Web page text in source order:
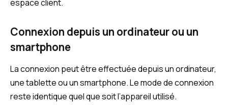
espace client.
Connexion depuis un ordinateur ou un
smartphone
La connexion peut être effectuée depuis un ordinateur,
une tablette ou un smartphone. Le mode de connexion
reste identique quel que soit l’appareil utilisé.